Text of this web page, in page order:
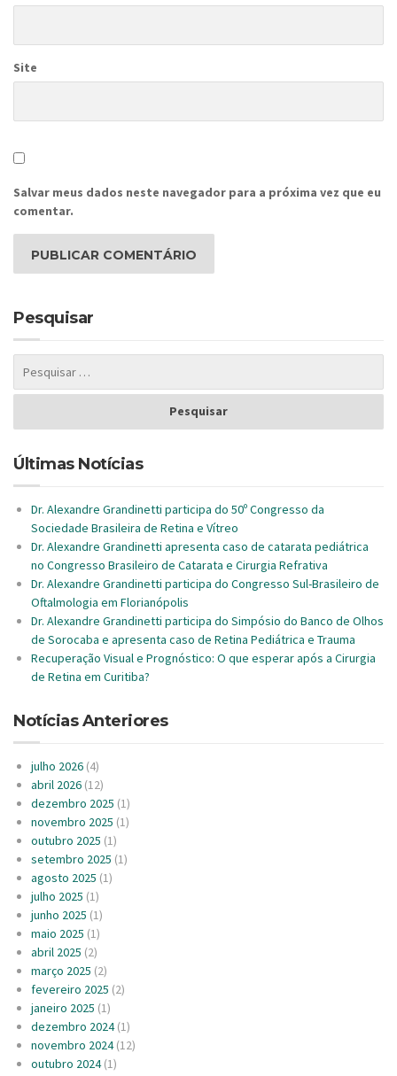
Site
Salvar meus dados neste navegador para a próxima vez que eu
comentar.
Pesquisar
Últimas Notícias
Dr. Alexandre Grandinetti participa do 50º Congresso da
Sociedade Brasileira de Retina e Vítreo
Dr. Alexandre Grandinetti apresenta caso de catarata pediátrica
no Congresso Brasileiro de Catarata e Cirurgia Refrativa
Dr. Alexandre Grandinetti participa do Congresso Sul-Brasileiro de
Oftalmologia em Florianópolis
Dr. Alexandre Grandinetti participa do Simpósio do Banco de Olhos
de Sorocaba e apresenta caso de Retina Pediátrica e Trauma
Recuperação Visual e Prognóstico: O que esperar após a Cirurgia
de Retina em Curitiba?
Notícias Anteriores
julho 2026 (4)
abril 2026 (12)
dezembro 2025 (1)
novembro 2025 (1)
outubro 2025 (1)
setembro 2025 (1)
agosto 2025 (1)
julho 2025 (1)
junho 2025 (1)
maio 2025 (1)
abril 2025 (2)
março 2025 (2)
fevereiro 2025 (2)
janeiro 2025 (1)
dezembro 2024(1)
novembro 2024(12)
outubro 2024(1)